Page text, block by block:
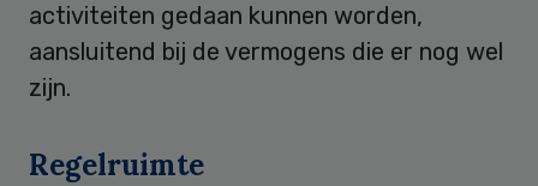
activiteiten gedaan kunnen worden,
aansluitend bij de vermogens die er nog wel
zijn.
Regelruimte